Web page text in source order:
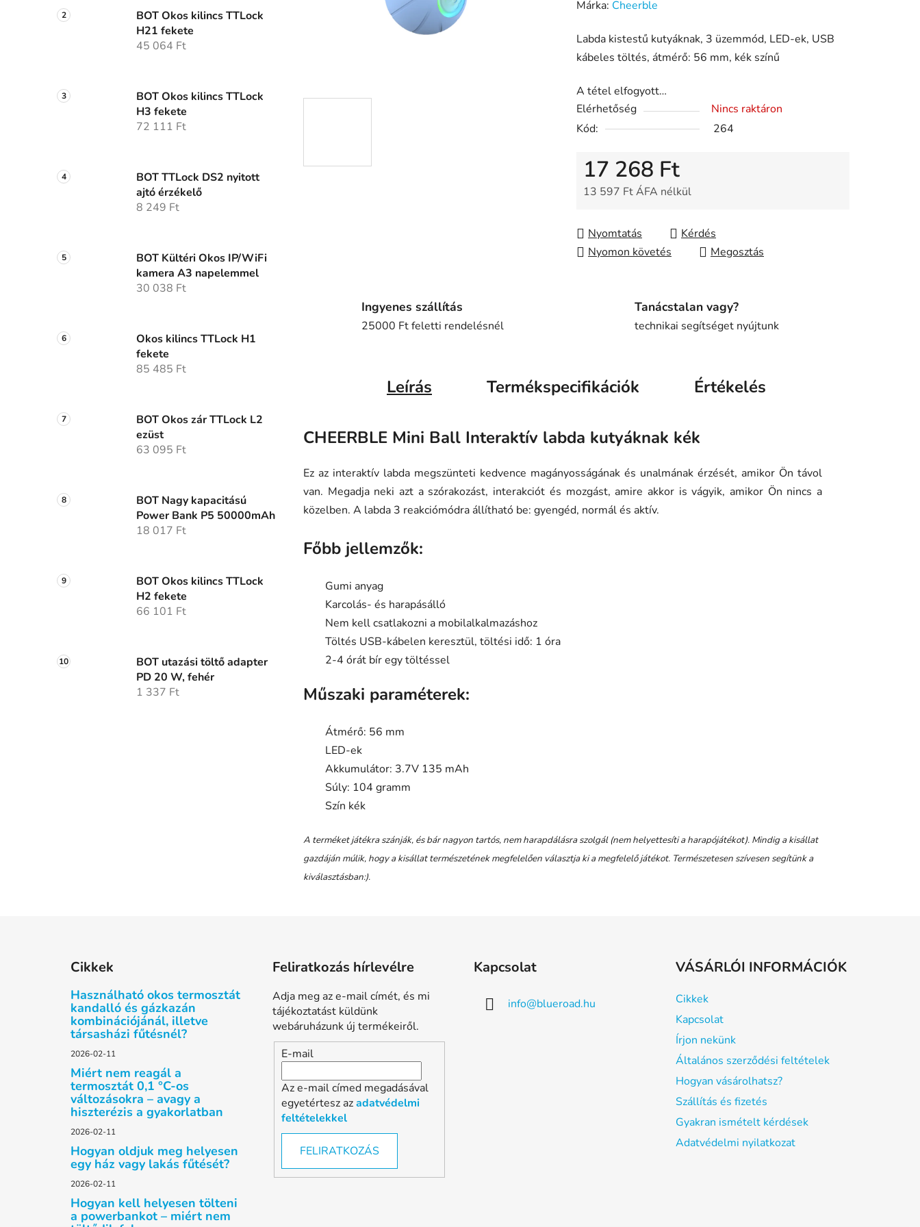
p
l
BOT Okos kilincs TTLock
H21 fekete
45 064 Ft
BOT Okos kilincs TTLock
H3 fekete
72 111 Ft
BOT TTLock DS2 nyitott
ajtó érzékelő
8 249 Ft
BOT Kültéri Okos IP/WiFi
kamera A3 napelemmel
30 038 Ft
Okos kilincs TTLock H1
fekete
85 485 Ft
BOT Okos zár TTLock L2
ezüst
63 095 Ft
BOT Nagy kapacitású
Power Bank P5 50000mAh
18 017 Ft
BOT Okos kilincs TTLock
H2 fekete
66 101 Ft
BOT utazási töltő adapter
PD 20 W, fehér
1 337 Ft
termék
értékelése
5-
0,0
csillag.
Márka: Cheerble
Labda kistestű kutyáknak, 3 üzemmód, LED-ek, USB
kábeles töltés, átmérő: 56 mm, kék színű
A tétel elfogyott…
Elérhetőség
Nincs raktáron
Kód:
264
17 268 Ft
13 597 Ft ÁFA nélkül
Nyomtatás
Kérdés
Nyomon követés
Megosztás
Ingyenes szállítás
25000 Ft feletti rendelésnél
Tanácstalan vagy?
technikai segítséget nyújtunk
Leírás Termékspecifikációk Értékelés
CHEERBLE Mini Ball Interaktív labda kutyáknak kék
Ez az interaktív labda megszünteti kedvence magányosságának és unalmának érzését, amikor Ön távol
van. Megadja neki azt a szórakozást, interakciót és mozgást, amire akkor is vágyik, amikor Ön nincs a
közelben. A labda 3 reakciómódra állítható be: gyengéd, normál és aktív.
Főbb jellemzők:
Gumi anyag
Karcolás- és harapásálló
Nem kell csatlakozni a mobilalkalmazáshoz
Töltés USB-kábelen keresztül, töltési idő: 1 óra
2-4 órát bír egy töltéssel
Műszaki paraméterek:
Átmérő: 56 mm
LED-ek
Akkumulátor: 3.7V 135 mAh
Súly: 104 gramm
Szín kék
A terméket játékra szánják, és bár nagyon tartós, nem harapdálásra szolgál (nem helyettesíti a harapójátékot). Mindig a kisállat
gazdáján múlik, hogy a kisállat természetének megfelelően választja ki a megfelelő játékot. Természetesen szívesen segítünk a
kiválasztásban:).
Cikkek
Használható okos termosztát
kandalló és gázkazán
kombinációjánál, illetve
társasházi fűtésnél?
2026-02-11
Miért nem reagál a
termosztát 0,1 °C-os
változásokra – avagy a
hiszterézis a gyakorlatban
2026-02-11
Hogyan oldjuk meg helyesen
egy ház vagy lakás fűtését?
2026-02-11
Hogyan kell helyesen tölteni
a powerbankot – miért nem
Feliratkozás hírlevélre
Adja meg az e-mail címét, és mi
tájékoztatást küldünk
webáruházunk új termékeiről.
E-mail
Az e-mail címed megadásával
egyetértesz azadatvédelmi
feltételekkel
FELIRATKOZÁS
Kapcsolat
info@blueroad.hu
VÁSÁRLÓI INFORMÁCIÓK
Cikkek
Kapcsolat
Írjon nekünk
Általános szerződési feltételek
Hogyan vásárolhatsz?
Szállítás és fizetés
Gyakran ismételt kérdések
Adatvédelmi nyilatkozat